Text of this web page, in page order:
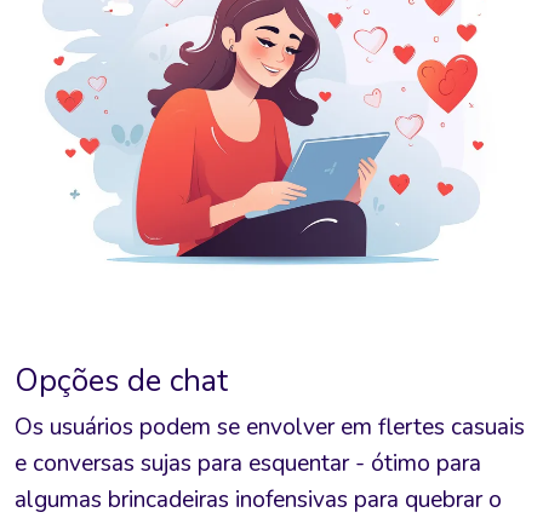
Opções de chat
Os usuários podem se envolver em flertes casuais
e conversas sujas para esquentar - ótimo para
algumas brincadeiras inofensivas para quebrar o